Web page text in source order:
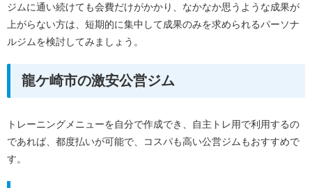
ジムに通い続けても会費だけがかかり、なかなか思うような成果が
上がらない方は、短期的に集中して成果のみを求められるパーソナ
ルジムを検討してみましょう。
龍ケ崎市の激安公営ジム
トレーニングメニューを自分で作成でき、自主トレ用で利用するの
であれば、都度払いが可能で、コスパも高い公営ジムもおすすめで
す。